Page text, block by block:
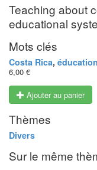
Teaching about
educational
Mots clés
Costa Rica, éducation
6,00 €
Ajouter au panier
Thèmes
Divers
Sur le même